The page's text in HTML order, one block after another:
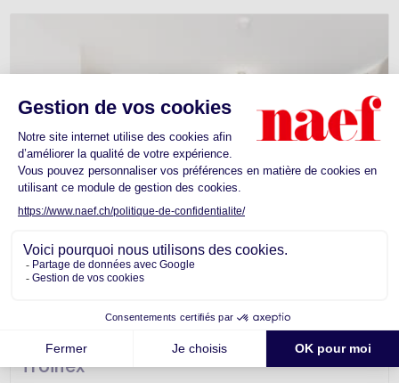
Appartement -
Troinex